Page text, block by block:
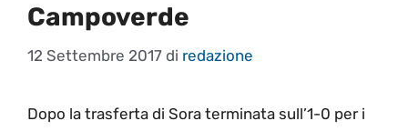
Campoverde
12 Settembre 2017 di redazione
Dopo la trasferta di Sora terminata sull’1-0 per i